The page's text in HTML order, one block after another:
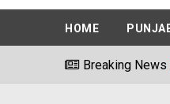
HOME
Breaking News
06/08/2026 एडीसी अर्पित